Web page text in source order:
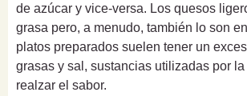
de azúcar y vice-versa. Los quesos
grasa pero, a menudo, también lo son
platos preparados suelen tener un
grasas y sal, sustancias utilizadas por
realzar el sabor.